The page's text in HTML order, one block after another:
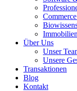
Immobilien
Über Uns
Unser
Unsere
Transaktionen
Blog
Kontakt